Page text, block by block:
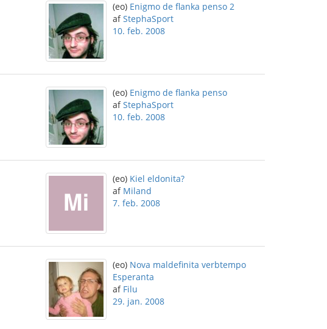
(eo) Enigmo de flanka penso 2
afStephaSport
10. feb. 2008
(eo) Enigmo de flanka penso
afStephaSport
10. feb. 2008
(eo) Kiel eldonita?
af Miland
7. feb. 2008
(eo) Nova maldefinita verbtempo
Esperanta
af Filu
29. jan. 2008